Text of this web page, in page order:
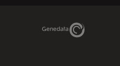
Genedata Link